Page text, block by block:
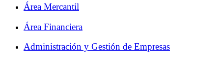
Área Mercantil
Área Financiera
Administración y Gestión de Empresas